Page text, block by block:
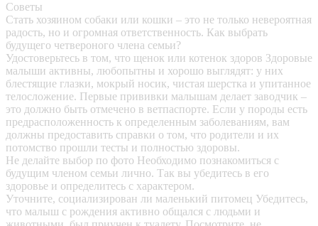
Советы
Стать хозяином собаки или кошки – это не только невероятная
радость, но и огромная ответственность. Как выбрать
будущего четвероного члена семьи?
Удостоверьтесь в том, что щенок или котенок здоров Здоровые
малыши активны, любопытны и хорошо выглядят: у них
блестящие глазки, мокрый носик, чистая шерстка и упитанное
телосложение. Первые прививки малышам делает заводчик –
это должно быть отмечено в ветпаспорте. Если у породы есть
предрасположенность к определенным заболеваниям, вам
должны предоставить справки о том, что родители и их
потомство прошли тесты и полностью здоровы.
Не делайте выбор по фото Необходимо познакомиться с
будущим членом семьи лично. Так вы убедитесь в его
здоровье и определитесь с характером.
Уточните, социализирован ли маленький питомец Убедитесь,
что малыш с рождения активно общался с людьми и